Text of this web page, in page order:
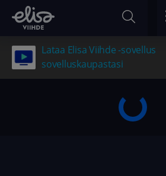
Lataa Elisa Viihde -sovellus
sovelluskaupastasi